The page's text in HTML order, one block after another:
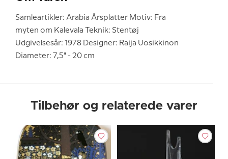
Samleartikler: Arabia Årsplatter Motiv: Fra
myten om Kalevala Teknik: Stentøj
Udgivelsesår: 1978 Designer: Raija Uosikkinon
Diameter: 7,5" - 20 cm
Tilbehør og relaterede varer